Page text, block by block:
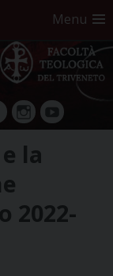
Menu
Instagram
YouTube
la
2022-